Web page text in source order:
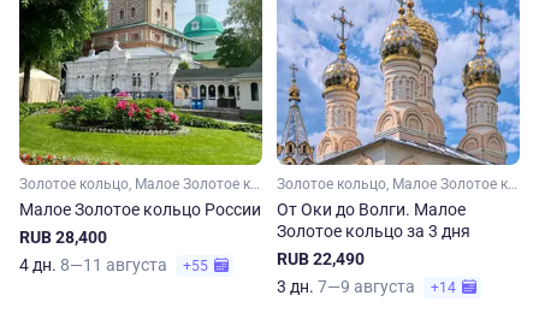
Золотое кольцо, Малое Золотое кольцо, Московская область, Владимирская область, Ярославская область, Костромская область, Ивановская область
Малое Золотое кольцо России
RUB 28,400
4 дн. 8—11 августа +55
Золотое кольцо, Малое Золотое кольцо, Московская область, Владимирская область, Рязанская область, Нижегородская область
От Оки до Волги. Малое
Золотое кольцо за 3 дня
RUB 22,490
3 дн. 7—9 августа +14